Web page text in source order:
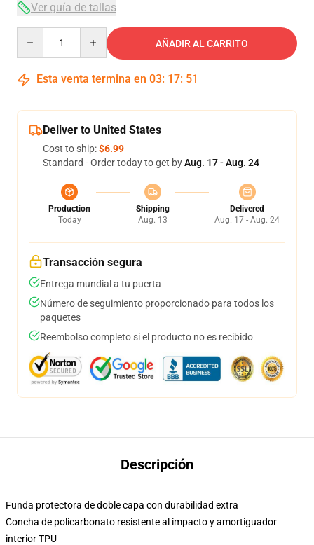
Ver guía de tallas
AÑADIR AL CARRITO
Esta venta termina en 03: 17: 50
Deliver to United States
Cost to ship:$6.99
Standard - Order today to get byAug. 17 - Aug. 24
Production
Today
Shipping
Aug. 13
Delivered
Aug. 17 - Aug. 24
Transacción segura
Entrega mundial a tu puerta
Número de seguimiento proporcionado para todos los
paquetes
Reembolso completo si el producto no es recibido
Descripción
Funda protectora de doble capa con durabilidad extra
Concha de policarbonato resistente al impacto y amortiguador
interior TPU